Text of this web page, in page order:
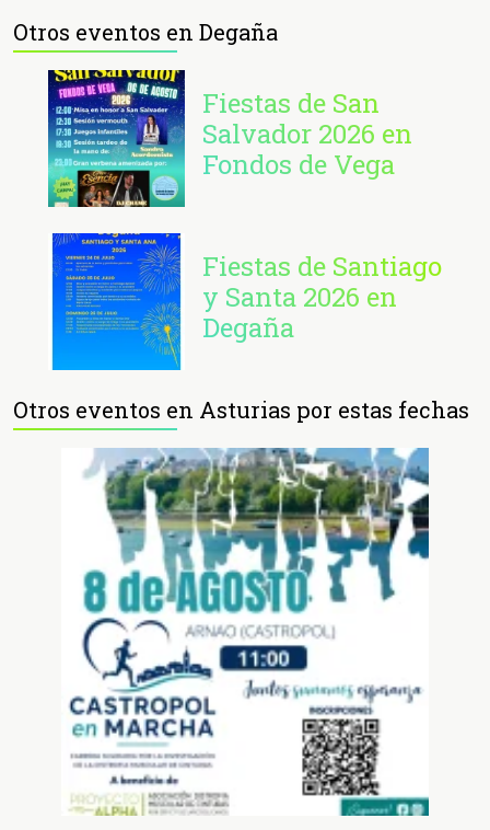
Otros eventos en Degaña
Fiestas de San
Salvador 2026 en
Fondos de Vega
Fiestas de Santiago
y Santa 2026 en
Degaña
Otros eventos en Asturias por estas fechas